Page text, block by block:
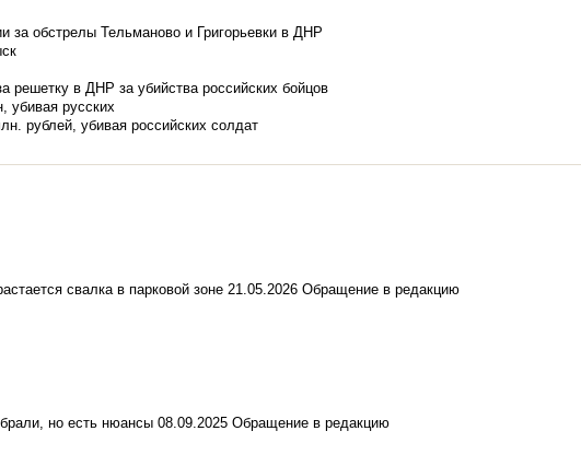
за обстрелы Тельманово и Григорьевки в ДНР
решетку в ДНР за убийства российских бойцов
убивая русских
рублей, убивая российских солдат
свалка в парковой зоне 21.05.2026 Обращение в редакцию
но есть нюансы 08.09.2025 Обращение в редакцию